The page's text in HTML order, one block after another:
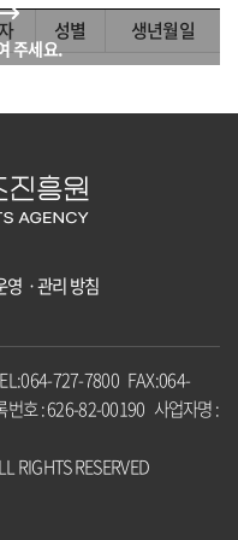
성별 생년월일
영ㆍ관리 방침
727-7800 FAX:064-
호 : 626-82-00190 사업자명 :
RIGHTS RESERVED